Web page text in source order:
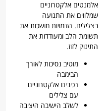
אלמנטים אלקטרוניים
שמלווים את התנועה
בצלילים. הדמויות מושכות את
תשומת הלב ומעודדות את
התינוק לזוז.
מוטיב נסיכות לאורך
הבימבה
רכיבים אלקטרוניים
עם צלילים
לשלב הישיבה היציבה